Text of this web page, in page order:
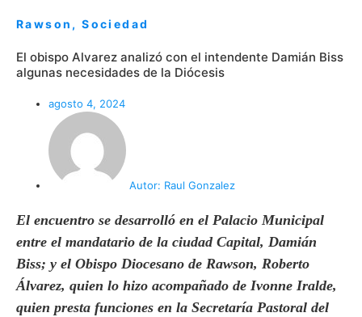
Rawson ,Sociedad
El obispo Alvarez analizó con el intendente Damián Biss
algunas necesidades de la Diócesis
agosto 4, 2024
Autor: Raul Gonzalez
El encuentro se desarrolló en el Palacio Municipal
entre el mandatario de la ciudad Capital, Damián
Biss; y el Obispo Diocesano de Rawson, Roberto
Álvarez, quien lo hizo acompañado de Ivonne Iralde,
quien presta funciones en la Secretaría Pastoral del